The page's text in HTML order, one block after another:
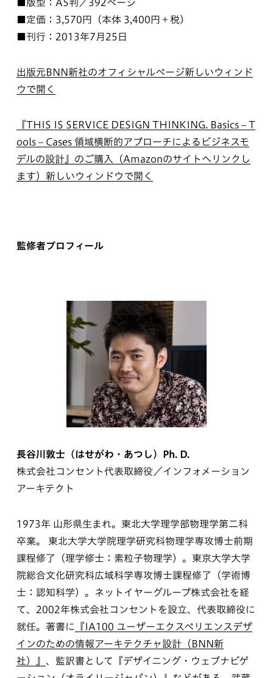
■版型：A5判／392ページ
■定価：3,570円（本体 3,400円＋税）
■刊行：2013年7月25日
出版元BNN新社のオフィシャルページ新しいウィンド
ウで開く
『THIS IS SERVICE DESIGN THINKING. Basics – T
ools – Cases 領域横断的アプローチによるビジネスモ
デルの設計』のご購入（Amazonのサイトへリンクし
ます） 新しいウィンドウで開く
監修者プロフィール
長谷川敦士（はせがわ・あつし）Ph. D.
株式会社コンセント代表取締役／インフォメーション
アーキテクト
1973年 山形県生まれ。東北大学理学部物理学第二科
卒業。 東北大学大学院理学研究科物理学専攻博士前期
課程修了（理学修士：素粒子物理学）。東京大学大学
院総合文化研究科広域科学専攻博士課程修了（学術博
士：認知科学）。ネットイヤーグループ株式会社を経
て、2002年株式会社コンセントを設立、代表取締役に
就任。著書に 『IA100 ユーザーエクスペリエンスデザ
インのための情報アーキテクチャ設計（BNN新
社）』 、監訳書として『デザイニング・ウェブナビゲ